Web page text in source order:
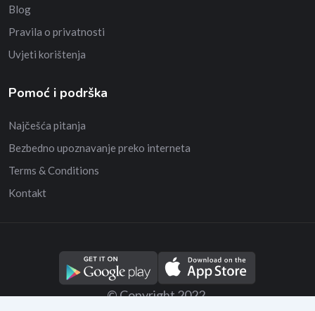
Blog
Pravila o privatnosti
Uvjeti korištenja
Pomoć i podrška
Najčešća pitanja
Bezbedno upoznavanje preko interneta
Terms & Conditions
Kontakt
© Copyright 2022.